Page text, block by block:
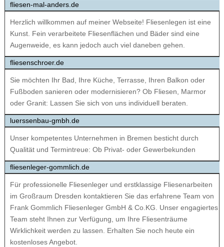
fliesen-mal-anders.de
Herzlich willkommen auf meiner Webseite! Fliesenlegen ist eine
Kunst. Fein verarbeitete Fliesenflächen und Bäder sind eine
Augenweide, es kann jedoch auch viel daneben gehen.
fliesenschroer.de
Sie möchten Ihr Bad, Ihre Küche, Terrasse, Ihren Balkon oder
Fußboden sanieren oder modernisieren? Ob Fliesen, Marmor
oder Granit: Lassen Sie sich von uns individuell beraten.
luerssenbau-gmbh.de
Unser kompetentes Unternehmen in Bremen besticht durch
Qualität und Termintreue: Ob Privat- oder Gewerbekunden
fliesenleger-gommlich.de
Für professionelle Fliesenleger und erstklassige Fliesenarbeiten
im Großraum Dresden kontaktieren Sie das erfahrene Team von
Frank Gommlich Fliesenleger GmbH & Co.KG. Unser engagiertes
Team steht Ihnen zur Verfügung, um Ihre Fliesenträume
Wirklichkeit werden zu lassen. Erhalten Sie noch heute ein
kostenloses Angebot.